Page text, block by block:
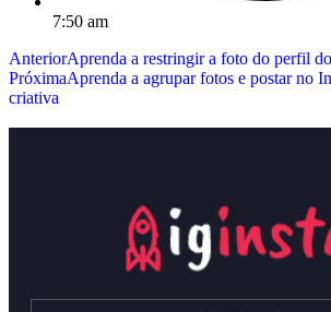
7:50 am
AnteriorAprenda a restringir a foto do perfil
PróximaAprenda a agrupar fotos e postar no
criativa